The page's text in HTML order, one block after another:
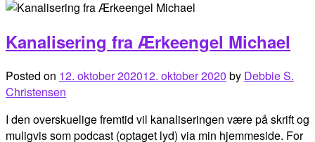
Kanalisering fra Ærkeengel Michael
Posted on 12. oktober 202012. oktober 2020 by Debbie S.
Christensen
I den overskuelige fremtid vil kanaliseringen være på skrift og
muligvis som podcast (optaget lyd) via min hjemmeside. For